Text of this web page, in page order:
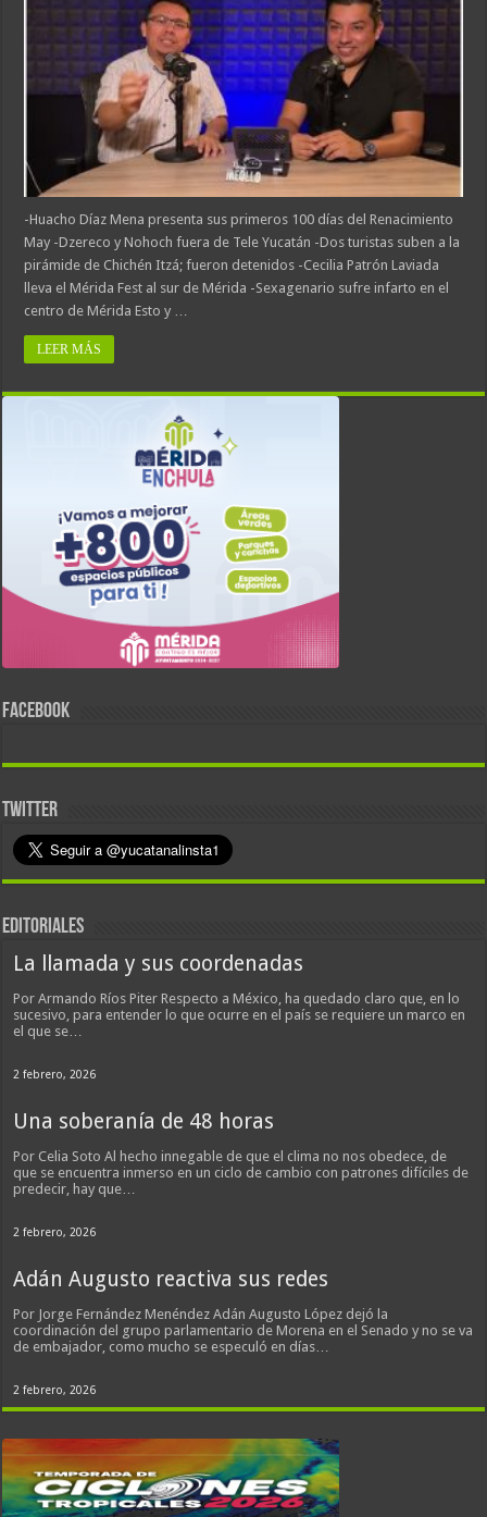
-Huacho Díaz Mena presenta sus primeros 100 días del Renacimiento
May -Dzereco y Nohoch fuera de Tele Yucatán -Dos turistas suben a la
pirámide de Chichén Itzá; fueron detenidos -Cecilia Patrón Laviada
lleva el Mérida Fest al sur de Mérida -Sexagenario sufre infarto en el
centro de Mérida Esto y …
LEER MÁS
FACEBOOK
TWITTER
EDITORIALES
La llamada y sus coordenadas
Por Armando Ríos Piter Respecto a México, ha quedado claro que, en lo
sucesivo, para entender lo que ocurre en el país se requiere un marco en
el que se…
2 febrero, 2026
Una soberanía de 48 horas
Por Celia Soto Al hecho innegable de que el clima no nos obedece, de
que se encuentra inmerso en un ciclo de cambio con patrones difíciles de
predecir, hay que…
2 febrero, 2026
Adán Augusto reactiva sus redes
Por Jorge Fernández Menéndez Adán Augusto López dejó la
coordinación del grupo parlamentario de Morena en el Senado y no se va
de embajador, como mucho se especuló en días…
2 febrero, 2026